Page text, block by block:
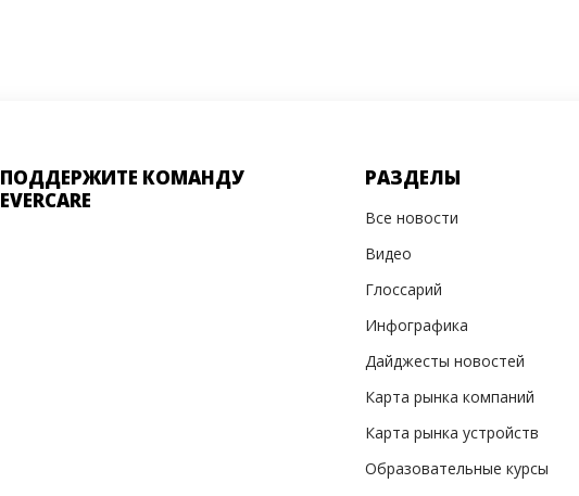
ПОДДЕРЖИТЕ КОМАНДУ
EVERCARE
РАЗДЕЛЫ
Все новости
Видео
Глоссарий
Инфографика
Дайджесты новостей
Карта рынка компаний
Карта рынка устройств
Образовательные курсы